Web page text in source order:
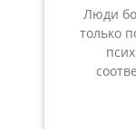
Люди
только